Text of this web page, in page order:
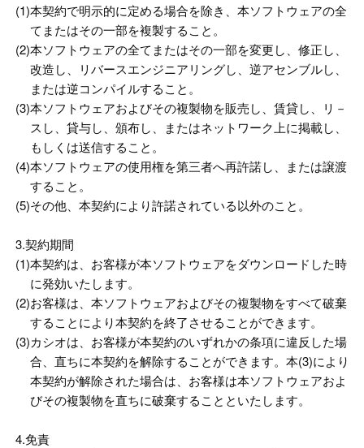
(1)本契約で明示的に定める場合を除き、本ソフトウェアの全
てまたはその一部を複製すること。
(2)本ソフトウェアの全てまたはその一部を変更し、修正し、
改造し、リバースエンジニアリングし、逆アセンブルし、
または逆コンパイルすること。
(3)本ソフトウェアおよびその複製物を販売し、賃貸し、リ－
スし、貸与し、頒布し、またはネットワーク上に掲載し、
もしくは送信すること。
(4)本ソフトウェアの使用権を第三者へ再許諾し、または譲渡
すること。
(5)その他、本契約により許諾されている以外のこと。
3.契約期間
(1)本契約は、お客様が本ソフトウェアをダウンロードした時
に発効いたします。
(2)お客様は、本ソフトウェアおよびその複製物をすべて破棄
することにより本契約を終了させることができます。
(3)カシオは、お客様が本契約のいずれかの条項に違反した場
合、直ちに本契約を解除することができます。本(3)により
本契約が解除された場合は、お客様は本ソフトウェアおよ
びその複製物を直ちに破棄することといたします。
4.免責